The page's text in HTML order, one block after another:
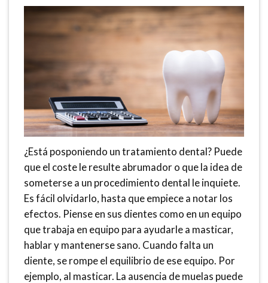
¿Está posponiendo un tratamiento dental? Puede
que el coste le resulte abrumador o que la idea de
someterse a un procedimiento dental le inquiete.
Es fácil olvidarlo, hasta que empiece a notar los
efectos. Piense en sus dientes como en un equipo
que trabaja en equipo para ayudarle a masticar,
hablar y mantenerse sano. Cuando falta un
diente, se rompe el equilibrio de ese equipo. Por
ejemplo, al masticar. La ausencia de muelas puede